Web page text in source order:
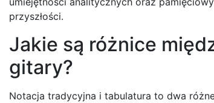
przyszłości.
Jakie są różnice
gitary?
Notacja tradycyjna i tabulatura to dwa